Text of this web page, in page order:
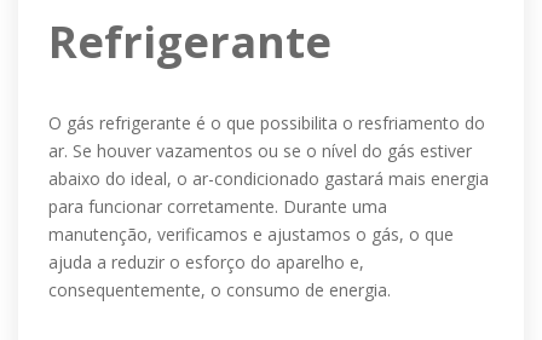
Refrigerante
O gás refrigerante é o que possibilita o resfriamento do
ar. Se houver vazamentos ou se o nível do gás estiver
abaixo do ideal, o ar-condicionado gastará mais energia
para funcionar corretamente. Durante uma
manutenção, verificamos e ajustamos o gás, o que
ajuda a reduzir o esforço do aparelho e,
consequentemente, o consumo de energia.